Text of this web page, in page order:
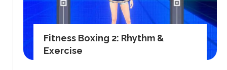
Fitness Boxing 2: Rhythm &
Exercise